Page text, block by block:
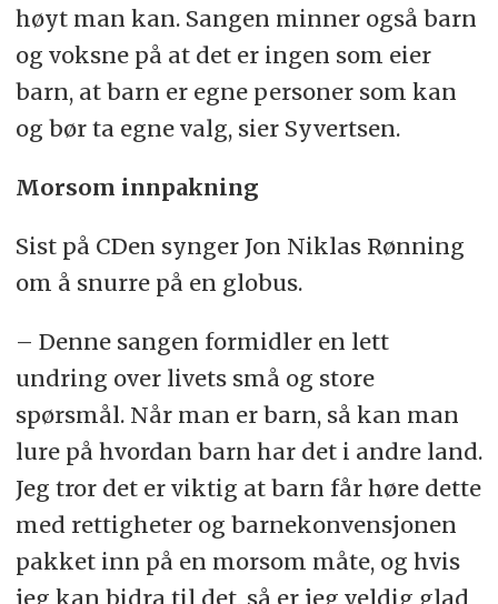
høyt man kan. Sangen minner også barn
og voksne på at det er ingen som eier
barn, at barn er egne personer som kan
og bør ta egne valg, sier Syvertsen.
Morsom innpakning
Sist på CDen synger Jon Niklas Rønning
om å snurre på en globus.
– Denne sangen formidler en lett
undring over livets små og store
spørsmål. Når man er barn, så kan man
lure på hvordan barn har det i andre land.
Jeg tror det er viktig at barn får høre dette
med rettigheter og barnekonvensjonen
pakket inn på en morsom måte, og hvis
jeg kan bidra til det, så er jeg veldig glad